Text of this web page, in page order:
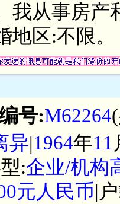
我从事房
地区:不限。
号:M62264
异|1964年11
:企业/机构
元人民币|